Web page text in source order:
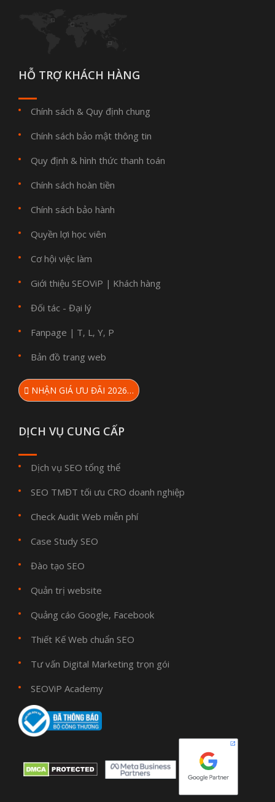
HỖ TRỢ KHÁCH HÀNG
Chính sách & Quy định chung
Chính sách bảo mật thông tin
Quy định & hình thức thanh toán
Chính sách hoàn tiền
Chính sách bảo hành
Quyền lợi học viên
Cơ hội việc làm
Giới thiệu SEOViP | Khách hàng
Đối tác - Đại lý
Fanpage | T, L, Y, P
Bản đồ trang web
NHẬN GIÁ ƯU ĐÃI 2026…
DỊCH VỤ CUNG CẤP
Dịch vụ SEO tổng thể
SEO TMĐT tối ưu CRO doanh nghiệp
Check Audit Web miễn phí
Case Study SEO
Đào tạo SEO
Quản trị website
Quảng cáo Google, Facebook
Thiết Kế Web chuẩn SEO
Tư vấn Digital Marketing trọn gói
SEOViP Academy